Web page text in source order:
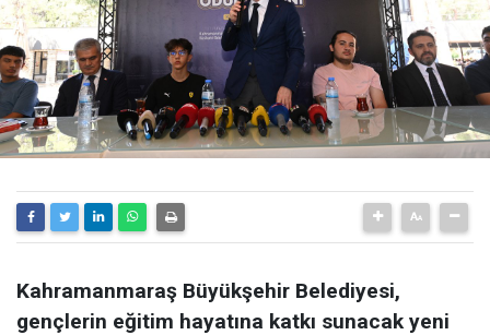
Kahramanmaraş Büyükşehir Belediyesi,
gençlerin eğitim hayatına katkı sunacak yeni